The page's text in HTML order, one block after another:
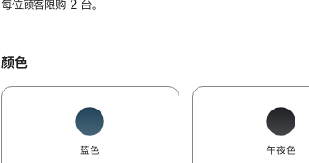
每位顾客限购 2 台。
颜色
蓝色 午夜色